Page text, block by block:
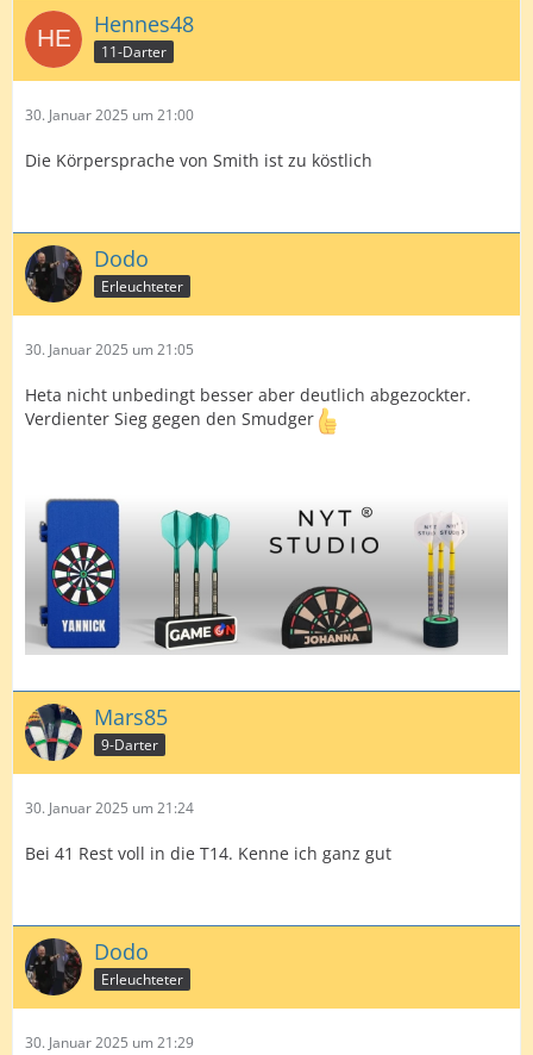
Hennes48
11-Darter
30. Januar 2025 um 21:00
Die Körpersprache von Smith ist zu köstlich
Dodo
Erleuchteter
30. Januar 2025 um 21:05
Heta nicht unbedingt besser aber deutlich abgezockter.
Verdienter Sieg gegen den Smudger
Mars85
9-Darter
30. Januar 2025 um 21:24
Bei 41 Rest voll in die T14. Kenne ich ganz gut
Dodo
Erleuchteter
30. Januar 2025 um 21:29